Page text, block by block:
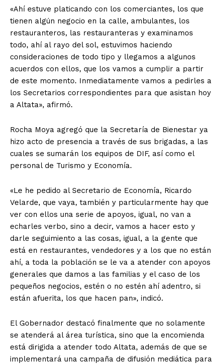
«Ahí estuve platicando con los comerciantes, los que
tienen algún negocio en la calle, ambulantes, los
restauranteros, las restauranteras y examinamos
todo, ahí al rayo del sol, estuvimos haciendo
consideraciones de todo tipo y llegamos a algunos
acuerdos con ellos, que los vamos a cumplir a partir
de este momento. Inmediatamente vamos a pedirles a
los Secretarios correspondientes para que asistan hoy
a Altata», afirmó.
Rocha Moya agregó que la Secretaría de Bienestar ya
hizo acto de presencia a través de sus brigadas, a las
cuales se sumarán los equipos de DIF, así como el
personal de Turismo y Economía.
«Le he pedido al Secretario de Economía, Ricardo
Velarde, que vaya, también y particularmente hay que
ver con ellos una serie de apoyos, igual, no van a
echarles verbo, sino a decir, vamos a hacer esto y
darle seguimiento a las cosas, igual, a la gente que
está en restaurantes, vendedores y a los que no están
ahí, a toda la población se le va a atender con apoyos
generales que damos a las familias y el caso de los
pequeños negocios, estén o no estén ahí adentro, si
están afuerita, los que hacen pan», indicó.
El Gobernador destacó finalmente que no solamente
se atenderá al área turística, sino que la encomienda
está dirigida a atender todo Altata, además de que se
implementará una campaña de difusión mediática para